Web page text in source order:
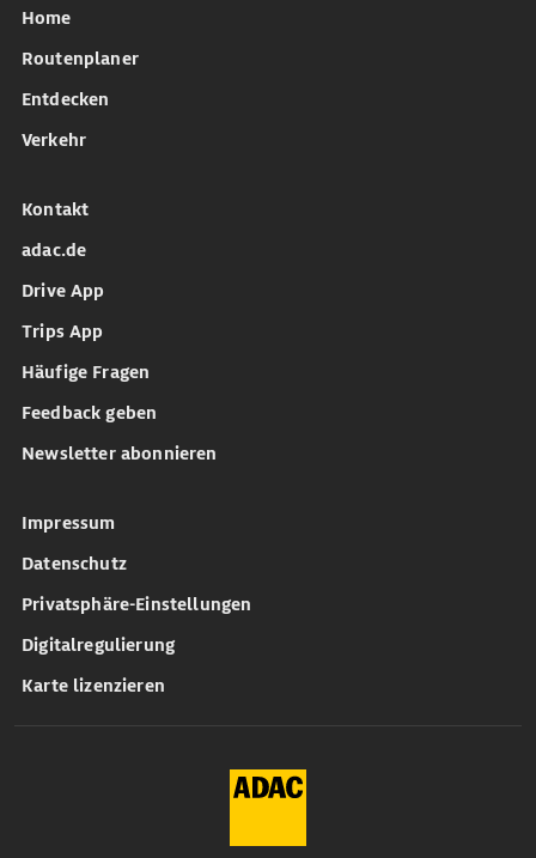
Home
Routenplaner
Entdecken
Verkehr
Kontakt
adac.de
Drive App
Trips App
Häufige Fragen
Feedback geben
Newsletter abonnieren
Impressum
Datenschutz
Privatsphäre-Einstellungen
Digitalregulierung
Karte lizenzieren